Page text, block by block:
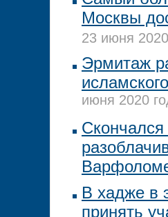
Москвы
23 июня
Эрмитаж
июня 2020
В хадже в
принять